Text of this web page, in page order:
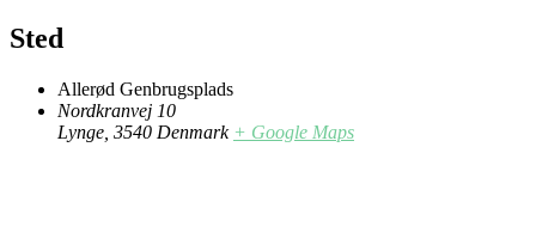
Sted
Allerød Genbrugsplads
Nordkranvej 10
Lynge 3540 Denmark + Google Maps